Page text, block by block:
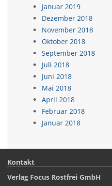
Januar 2019
Dezember 2018
November 2018
Oktober 2018
September 2018
Juli 2018
Juni 2018
Mai 2018
April 2018
Februar 2018
Januar 2018
Kontakt
Verlag Focus Rostfrei GmbH